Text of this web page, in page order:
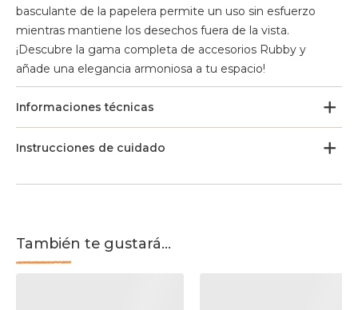
basculante de la papelera permite un uso sin esfuerzo
mientras mantiene los desechos fuera de la vista.
¡Descubre la gama completa de accesorios Rubby y
añade una elegancia armoniosa a tu espacio!
Informaciones técnicas
Instrucciones de cuidado
También te gustará...